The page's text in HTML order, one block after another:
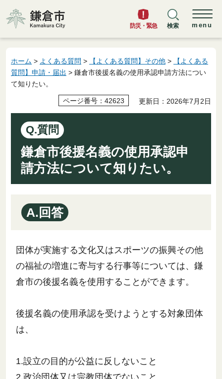
鎌倉市
防災・緊急 検索 menu
ホーム > よくある質問 > 【よくある質問】その他 >
【よくある
質問】申請・届出 > 鎌倉市後援名義の使用承認申請方法につい
て知りたい。
ページ番号：42623 更新日：2026年7月2日
Q.質問
鎌倉市後援名義の使用承認申
請方法について知りたい。
A.回答
団体が実施する文化又はスポーツの振興その他
の福祉の増進に寄与する行事等については、鎌
倉市の後援名義を使用することができます。
後援名義の使用承認を受けようとする対象団体
は、
1.設立の目的が公益に反しないこと
2.政治団体又は宗教団体でないこと